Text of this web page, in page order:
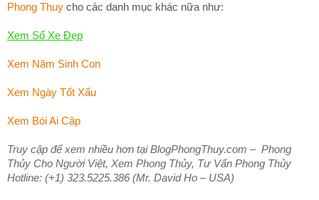
Phong Thuy cho các danh mục khác nữa như:
Xem Số Xe Đẹp
Xem Năm Sinh Con
Xem Ngày Tốt Xấu
Xem Bói Ai Cập
Truy cập để xem nhiều hơn tại BlogPhongThuy.com – Phong
Thủy Cho Người Việt, Xem Phong Thủy, Tư Vấn Phong Thủy
Hotline: (+1) 323.5225.386 (Mr. David Ho – USA)